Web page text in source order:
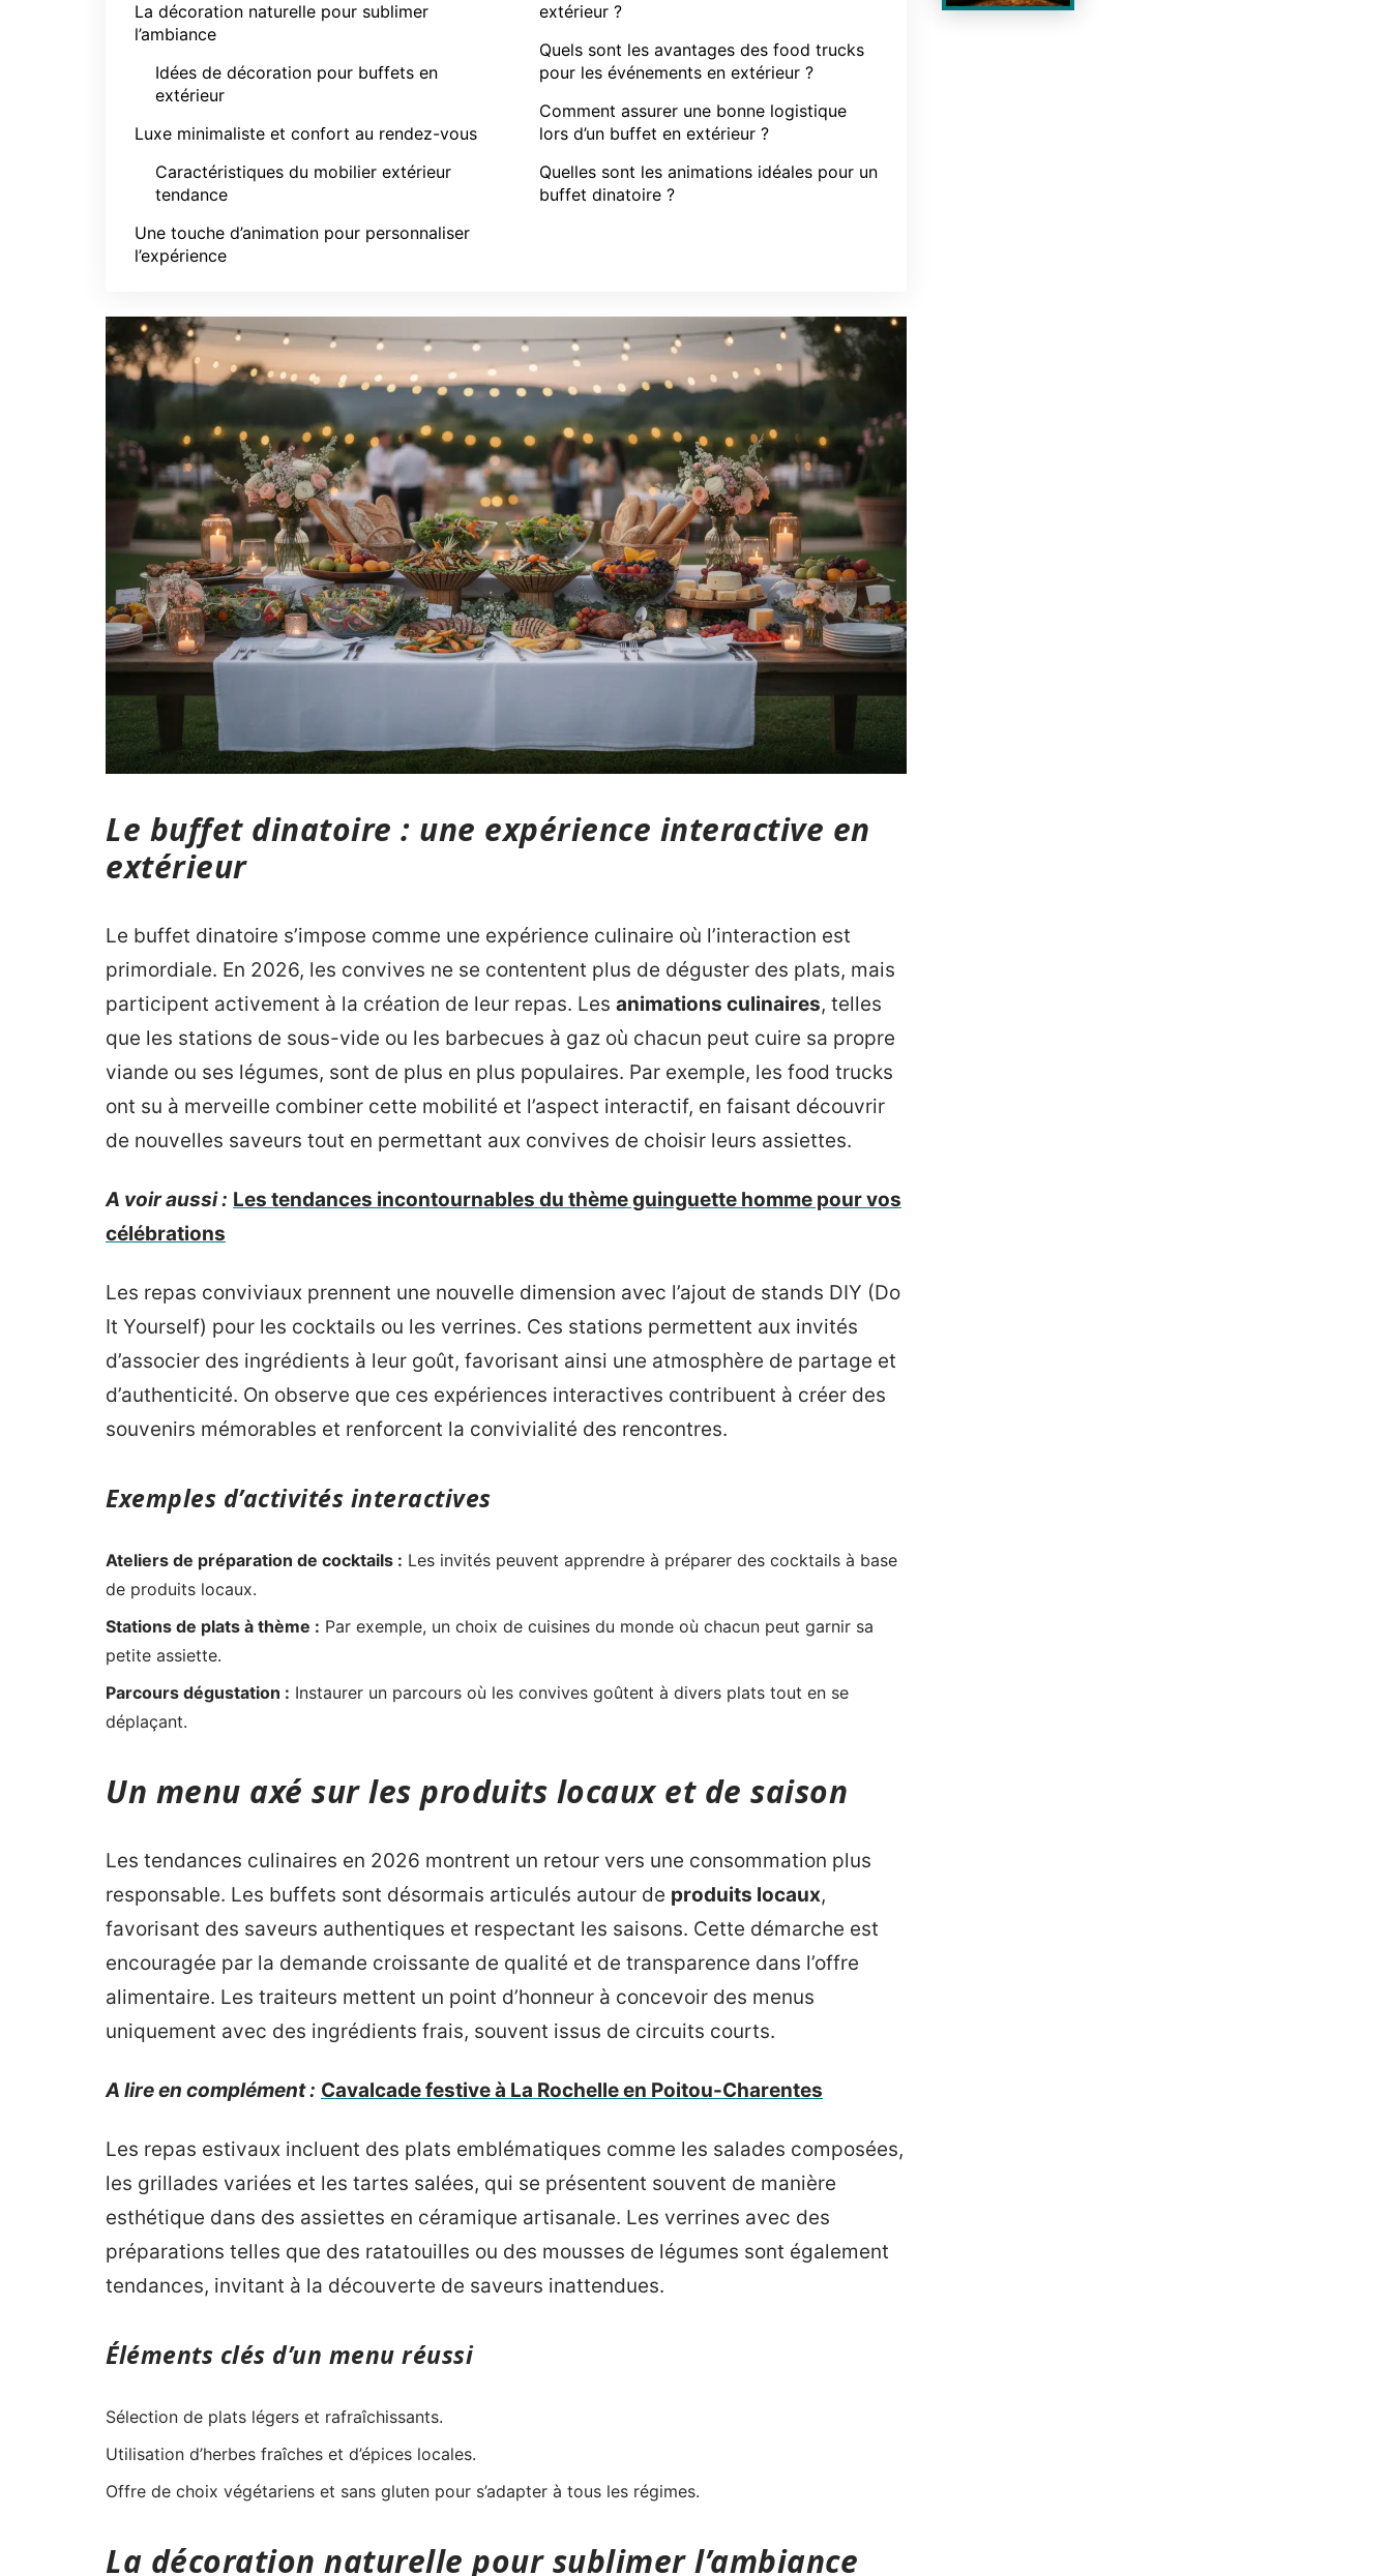
La décoration naturelle pour sublimer
l’ambiance
Idées de décoration pour buffets en
extérieur
Luxe minimaliste et confort au rendez-vous
Caractéristiques du mobilier extérieur
tendance
Une touche d’animation pour personnaliser
l’expérience
extérieur ?
Quels sont les avantages des food trucks
pour les événements en extérieur ?
Comment assurer une bonne logistique
lors d’un buffet en extérieur ?
Quelles sont les animations idéales pour un
buffet dinatoire ?
Le buffet dinatoire : une expérience interactive en
extérieur
Le buffet dinatoire s’impose comme une expérience culinaire où l’interaction est
primordiale. En 2026, les convives ne se contentent plus de déguster des plats, mais
participent activement à la création de leur repas. Les animations culinaires, telles
que les stations de sous-vide ou les barbecues à gaz où chacun peut cuire sa propre
viande ou ses légumes, sont de plus en plus populaires. Par exemple, les food trucks
ont su à merveille combiner cette mobilité et l’aspect interactif, en faisant découvrir
de nouvelles saveurs tout en permettant aux convives de choisir leurs assiettes.
A voir aussi : Les tendances incontournables du thème guinguette homme pour vos
célébrations
Les repas conviviaux prennent une nouvelle dimension avec l’ajout de stands DIY (Do
It Yourself) pour les cocktails ou les verrines. Ces stations permettent aux invités
d’associer des ingrédients à leur goût, favorisant ainsi une atmosphère de partage et
d’authenticité. On observe que ces expériences interactives contribuent à créer des
souvenirs mémorables et renforcent la convivialité des rencontres.
Exemples d’activités interactives
Ateliers de préparation de cocktails : Les invités peuvent apprendre à préparer des cocktails à base
de produits locaux.
Stations de plats à thème : Par exemple, un choix de cuisines du monde où chacun peut garnir sa
petite assiette.
Parcours dégustation : Instaurer un parcours où les convives goûtent à divers plats tout en se
déplaçant.
Un menu axé sur les produits locaux et de saison
Les tendances culinaires en 2026 montrent un retour vers une consommation plus
responsable. Les buffets sont désormais articulés autour de produits locaux,
favorisant des saveurs authentiques et respectant les saisons. Cette démarche est
encouragée par la demande croissante de qualité et de transparence dans l’offre
alimentaire. Les traiteurs mettent un point d’honneur à concevoir des menus
uniquement avec des ingrédients frais, souvent issus de circuits courts.
A lire en complément : Cavalcade festive à La Rochelle en Poitou-Charentes
Les repas estivaux incluent des plats emblématiques comme les salades composées,
les grillades variées et les tartes salées, qui se présentent souvent de manière
esthétique dans des assiettes en céramique artisanale. Les verrines avec des
préparations telles que des ratatouilles ou des mousses de légumes sont également
tendances, invitant à la découverte de saveurs inattendues.
Éléments clés d’un menu réussi
Sélection de plats légers et rafraîchissants.
Utilisation d’herbes fraîches et d’épices locales.
Offre de choix végétariens et sans gluten pour s’adapter à tous les régimes.
La décoration naturelle pour sublimer l’ambiance